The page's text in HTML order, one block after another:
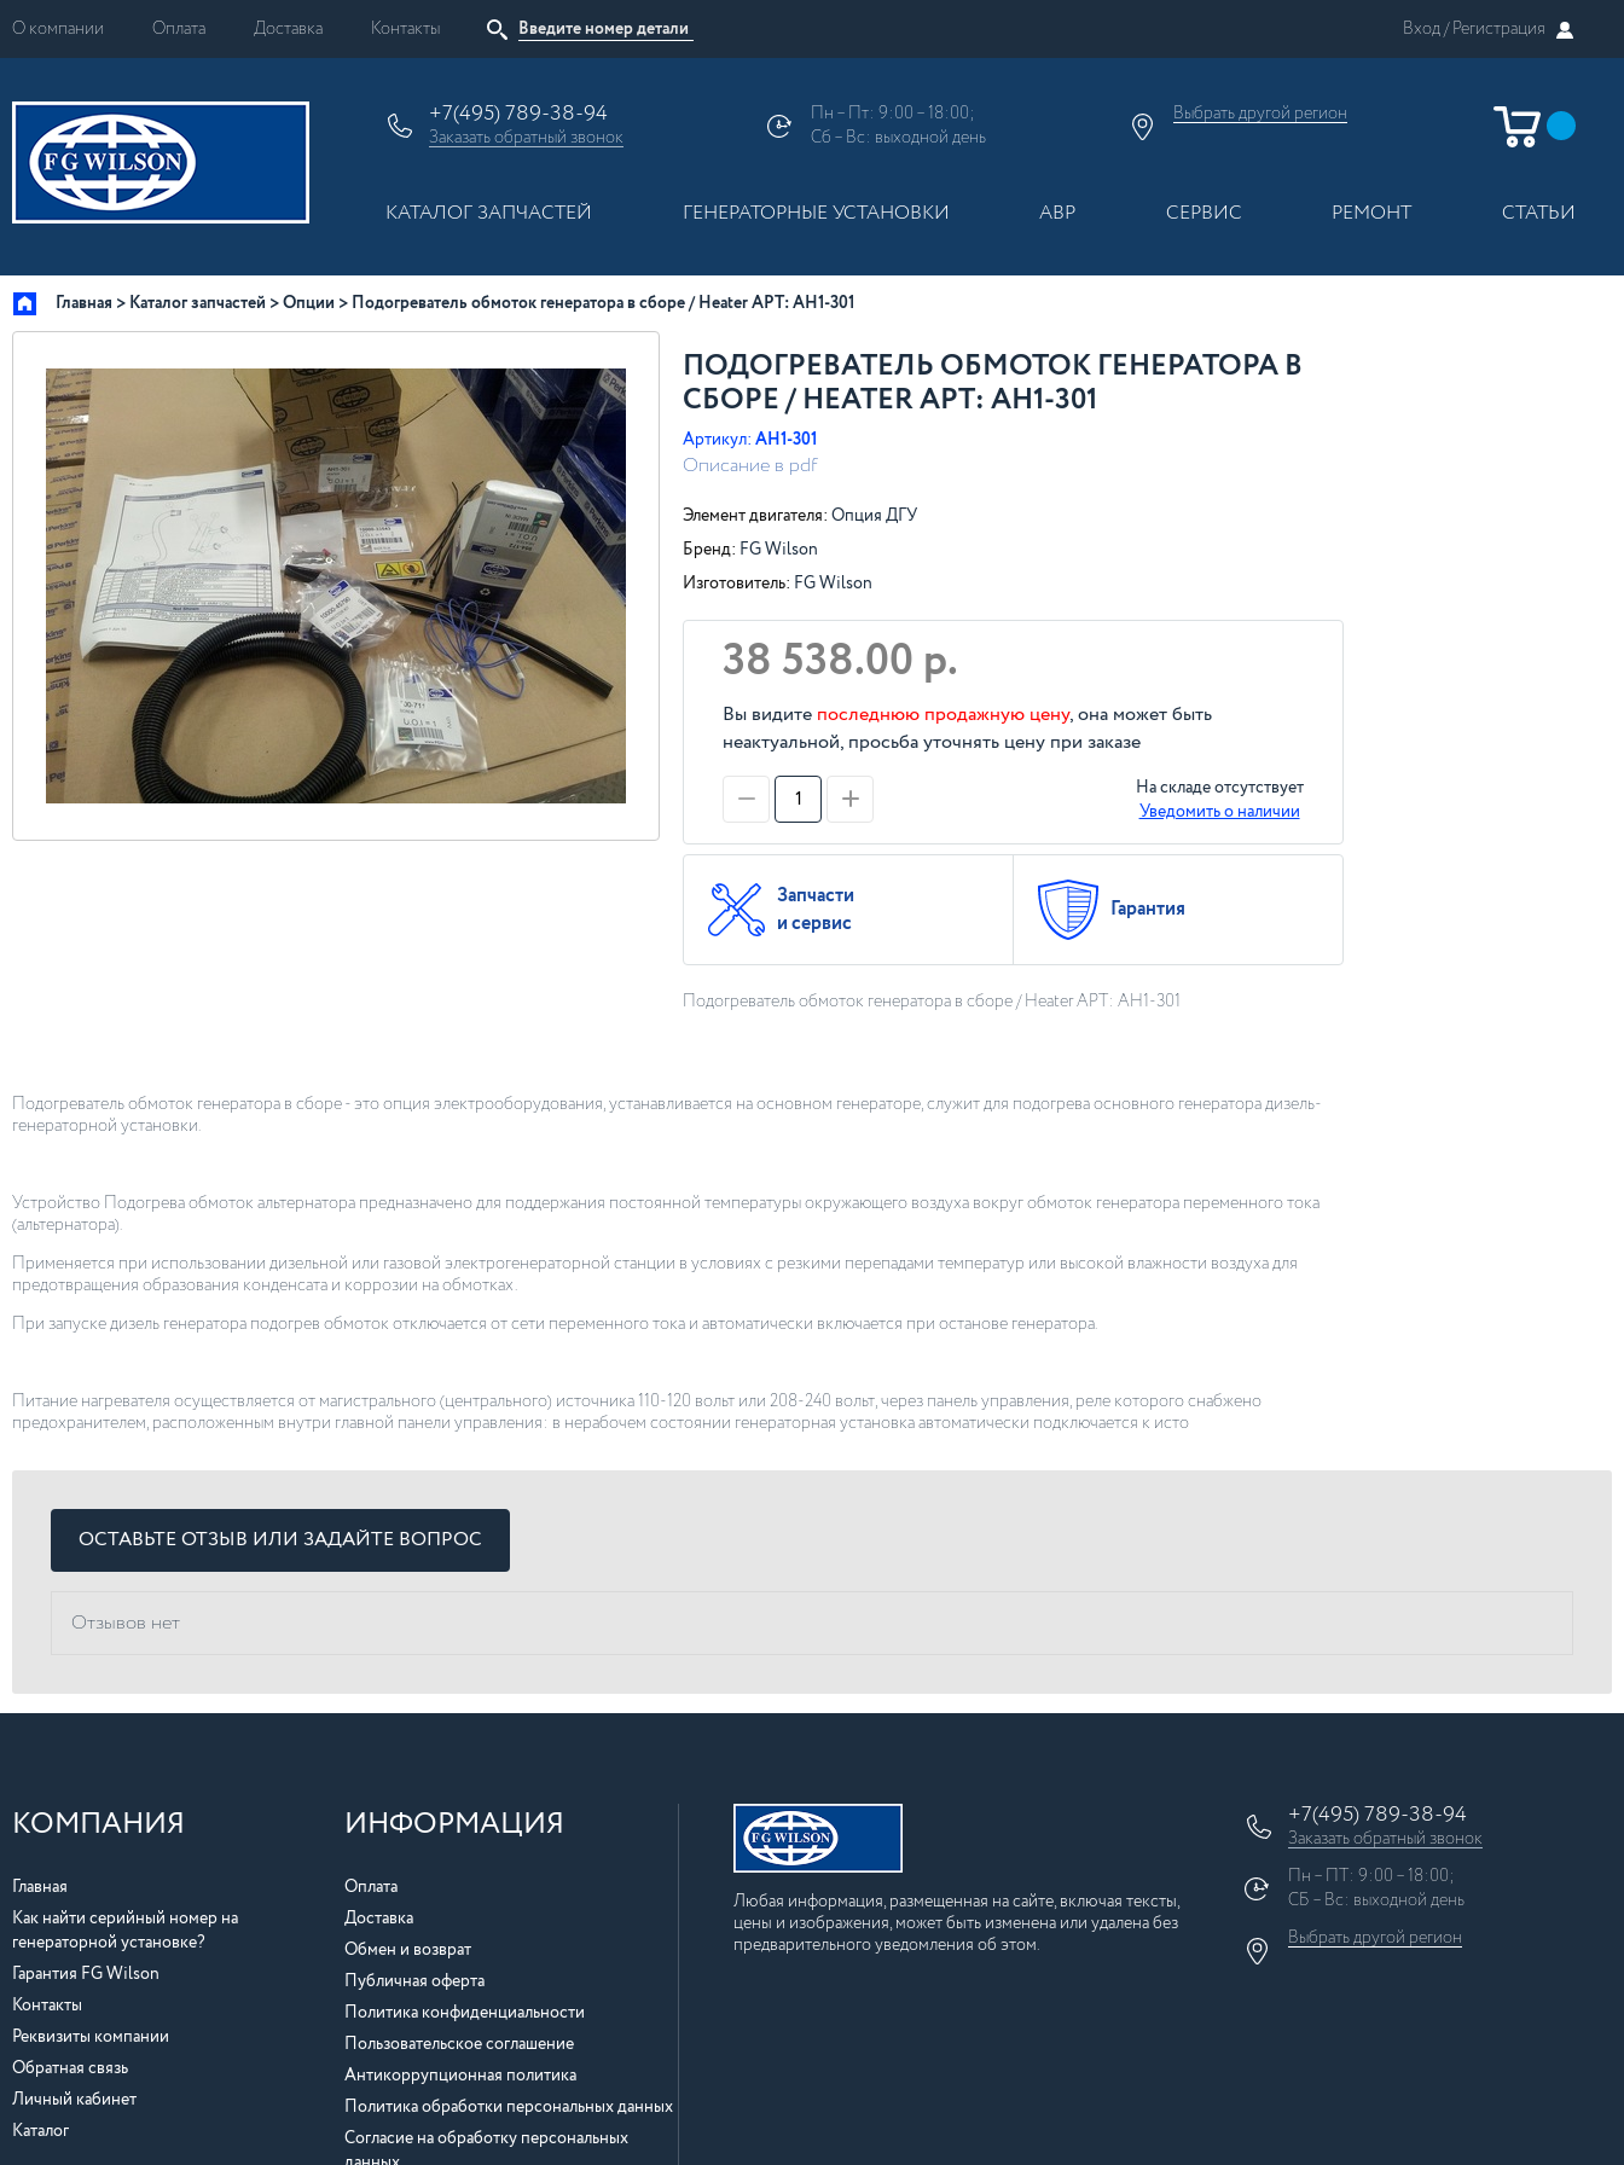
О компании Оплата Доставка Контакты Вход /Регистрация
+7(495) 789-38-94
Заказатьобратный звонок
Пн – Пт: 9:00 – 18:00;
Сб – Вс: выходной день
Выбрать другой регион
КАТАЛОГ ЗАПЧАСТЕЙ ГЕНЕРАТОРНЫЕ УСТАНОВКИ АВР СЕРВИС РЕМОНТ СТАТЬИ
Главная Каталог запчастей Опции Подогреватель обмоток генератора в сборе / Heater АРТ: AH1-301
ПОДОГРЕВАТЕЛЬ ОБМОТОК ГЕНЕРАТОРА В
СБОРЕ / HEATER АРТ: AH1-301
Артикул: AH1-301
Описание в pdf
Элемент двигателя: Опция ДГУ
Бренд: FG Wilson
Изготовитель: FG Wilson
38 538.00 р.
Вы видите последнюю продажную цену, она может быть
неактуальной, просьба уточнять цену при заказе
На складе отсутствует
Уведомить о наличии
Запчасти
и сервис
Гарантия
Подогреватель обмоток генератора в сборе / Heater АРТ: AH1-301
Подогреватель обмоток генератора в сборе - это опция электрооборудования, устанавливается на основном генераторе, служит для подогрева основного генератора дизель-
генераторной установки.
Устройство Подогрева обмоток альтернатора предназначено для поддержания постоянной температуры окружающего воздуха вокруг обмоток генератора переменного тока
(альтернатора).
Применяется при использовании дизельной или газовой электрогенераторной станции в условиях с резкими перепадами температур или высокой влажности воздуха для
предотвращения образования конденсата и коррозии на обмотках.
При запуске дизель генератора подогрев обмоток отключается от сети переменного тока и автоматически включается при останове генератора.
Питание нагревателя осуществляется от магистрального (центрального) источника 110-120 вольт или 208-240 вольт, через панель управления, реле которого снабжено
предохранителем, расположенным внутри главной панели управления: в нерабочем состоянии генераторная установка автоматически подключается к исто
ОСТАВЬТЕ ОТЗЫВ ИЛИ ЗАДАЙТЕ ВОПРОС
Отзывов нет
КОМПАНИЯ
Главная
Как найти серийный номер на
генераторной установке?
Гарантия FG Wilson
Контакты
Реквизиты компании
Обратная связь
Личный кабинет
Каталог
ИНФОРМАЦИЯ
Оплата
Доставка
Обмен и возврат
Публичная оферта
Политика конфиденциальности
Пользовательское соглашение
Антикоррупционная политика
Политика обработки персональных данных
Согласие на обработку персональных
Любая информация, размещенная на сайте, включая тексты,
цены и изображения, может быть изменена или удалена без
предварительного уведомления об этом.
+7(495) 789-38-94
Заказать обратный звонок
Пн – ПТ: 9:00 – 18:00;
СБ – Вс: выходной день
Выбрать другой регион